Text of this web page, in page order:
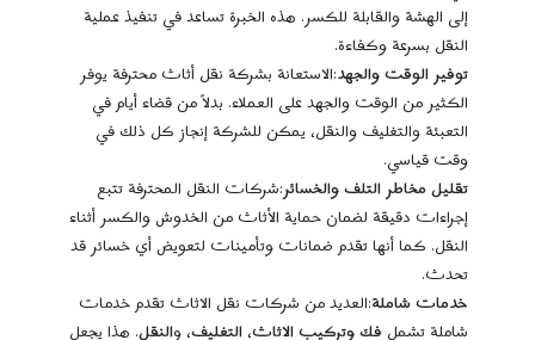
إلى الهشة والقابلة للكسر. هذه الخبرة تساعد في تنفيذ عملية
النقل بسرعة وكفاءة.
توفير الوقت والجهد:الاستعانة بشركة نقل أثاث محترفة يوفر
الكثير من الوقت والجهد على العملاء. بدلاً من قضاء أيام في
التعبئة والتغليف والنقل، يمكن للشركة إنجاز كل ذلك في
وقت قياسي.
تقليل مخاطر التلف والخسائر:شركات النقل المحترفة تتبع
إجراءات دقيقة لضمان حماية الأثاث من الخدوش والكسر أثناء
النقل. كما أنها تقدم ضمانات وتأمينات لتعويض أي خسائر قد
تحدث.
خدمات شاملة:العديد من شركات نقل الاثاث تقدم خدمات
شاملة تشملفك وتركيب الاثاث،التغليف، والنقل. هذا يجعل